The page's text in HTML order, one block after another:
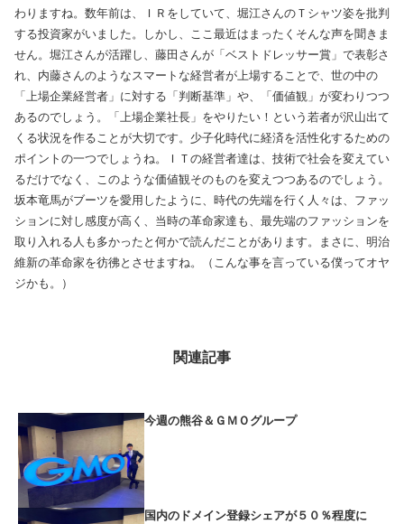
わりますね。数年前は、ＩＲをしていて、堀江さんのＴシャツ姿を批判
する投資家がいました。しかし、ここ最近はまったくそんな声を聞きま
せん。堀江さんが活躍し、藤田さんが「ベストドレッサー賞」で表彰さ
れ、内藤さんのようなスマートな経営者が上場することで、世の中の
「上場企業経営者」に対する「判断基準」や、「価値観」が変わりつつ
あるのでしょう。「上場企業社長」をやりたい！という若者が沢山出て
くる状況を作ることが大切です。少子化時代に経済を活性化するための
ポイントの一つでしょうね。ＩＴの経営者達は、技術で社会を変えてい
るだけでなく、このような価値観そのものを変えつつあるのでしょう。
坂本竜馬がブーツを愛用したように、時代の先端を行く人々は、ファッ
ションに対し感度が高く、当時の革命家達も、最先端のファッションを
取り入れる人も多かったと何かで読んだことがあります。まさに、明治
維新の革命家を彷彿とさせますね。（こんな事を言っている僕ってオヤ
ジかも。）
関連記事
今週の熊谷＆ＧＭＯグループ
国内のドメイン登録シェアが５０％程度に